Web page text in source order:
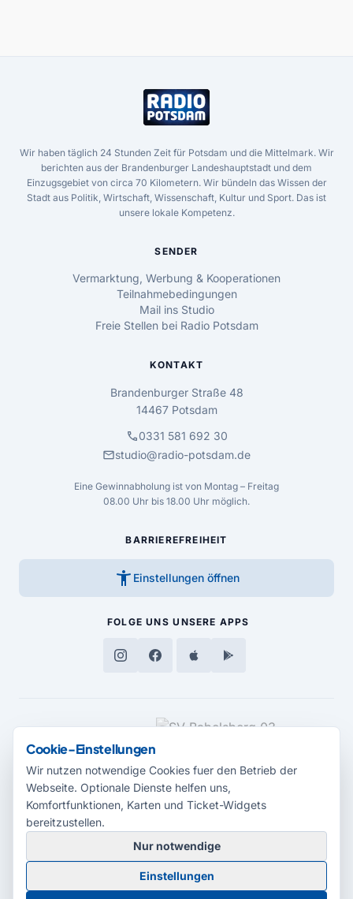
Wir haben täglich 24 Stunden Zeit für Potsdam und die Mittelmark. Wir
berichten aus der Brandenburger Landeshauptstadt und dem
Einzugsgebiet von circa 70 Kilometern. Wir bündeln das Wissen der
Stadt aus Politik, Wirtschaft, Wissenschaft, Kultur und Sport. Das ist
unsere lokale Kompetenz.
SENDER
Vermarktung, Werbung & Kooperationen
Teilnahmebedingungen
Mail ins Studio
Freie Stellen bei Radio Potsdam
KONTAKT
Brandenburger Straße 48
14467 Potsdam
call0331 581 692 30
mailstudio@radio-potsdam.de
Eine Gewinnabholung ist von Montag – Freitag
08.00 Uhr bis 18.00 Uhr möglich.
BARRIEREFREIHEIT
accessibility_new Einstellungen öffnen
FOLGE UNS UNSERE APPS
MEDIENPARTNER
© 2026 Radio Potsdam. Webseite entwickelt durch dieMedienagentur
Babelsberg
BarrierefreiheitserklärungAGBDatenschutzImpressum
Cookie-Einstellungen
Wir nutzen notwendige Cookies fuer den Betrieb der
Webseite. Optionale Dienste helfen uns,
Komfortfunktionen, Karten und Ticket-Widgets
bereitzustellen.
Nur notwendige
Einstellungen